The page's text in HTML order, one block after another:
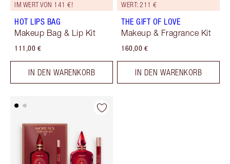
IM WERT VON 141 €!
HOT LIPS BAG
Makeup Bag & Lip Kit
111,00 €
IN DEN WARENKORB
WERT: 211 €
THE GIFT OF LOVE
Makeup & Fragrance Kit
160,00 €
IN DEN WARENKORB